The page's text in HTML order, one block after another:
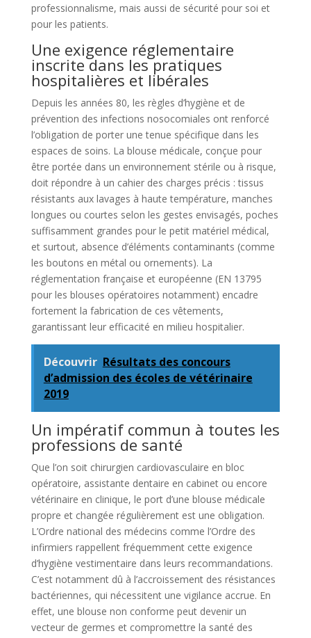
professionnalisme, mais aussi de sécurité pour soi et
pour les patients.
Une exigence réglementaire
inscrite dans les pratiques
hospitalières et libérales
Depuis les années 80, les règles d’hygiène et de
prévention des infections nosocomiales ont renforcé
l’obligation de porter une tenue spécifique dans les
espaces de soins. La blouse médicale, conçue pour
être portée dans un environnement stérile ou à risque,
doit répondre à un cahier des charges précis : tissus
résistants aux lavages à haute température, manches
longues ou courtes selon les gestes envisagés, poches
suffisamment grandes pour le petit matériel médical,
et surtout, absence d’éléments contaminants (comme
les boutons en métal ou ornements). La
réglementation française et européenne (EN 13795
pour les blouses opératoires notamment) encadre
fortement la fabrication de ces vêtements,
garantissant leur efficacité en milieu hospitalier.
Découvrir Résultats des concours
d’admission des écoles de vétérinaire
2019
Un impératif commun à toutes les
professions de santé
Que l’on soit chirurgien cardiovasculaire en bloc
opératoire, assistante dentaire en cabinet ou encore
vétérinaire en clinique, le port d’une blouse médicale
propre et changée régulièrement est une obligation.
L’Ordre national des médecins comme l’Ordre des
infirmiers rappellent fréquemment cette exigence
d’hygiène vestimentaire dans leurs recommandations.
C’est notamment dû à l’accroissement des résistances
bactériennes, qui nécessitent une vigilance accrue. En
effet, une blouse non conforme peut devenir un
vecteur de germes et compromettre la santé des